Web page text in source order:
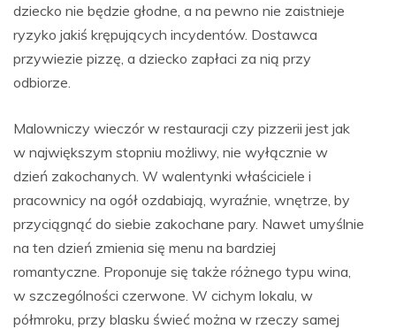
dziecko nie będzie głodne, a na pewno nie zaistnieje
ryzyko jakiś krępujących incydentów. Dostawca
przywiezie pizzę, a dziecko zapłaci za nią przy
odbiorze.
Malowniczy wieczór w restauracji czy pizzerii jest jak
w największym stopniu możliwy, nie wyłącznie w
dzień zakochanych. W walentynki właściciele i
pracownicy na ogół ozdabiają, wyraźnie, wnętrze, by
przyciągnąć do siebie zakochane pary. Nawet umyślnie
na ten dzień zmienia się menu na bardziej
romantyczne. Proponuje się także różnego typu wina,
w szczególności czerwone. W cichym lokalu, w
półmroku, przy blasku świeć można w rzeczy samej